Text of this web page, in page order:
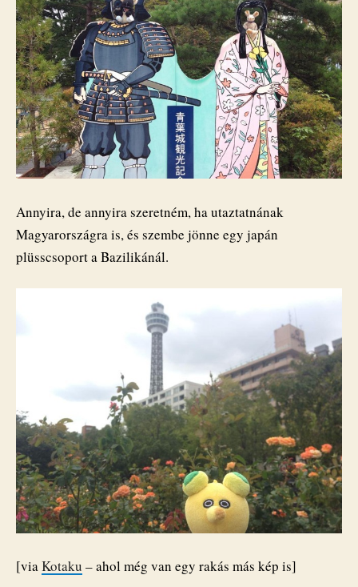
Annyira, de annyira szeretném, ha utaztatnának
Magyarországra is, és szembe jönne egy japán
plüsscsoport a Bazilikánál.
[viaKotaku – ahol még van egy rakás más kép is]